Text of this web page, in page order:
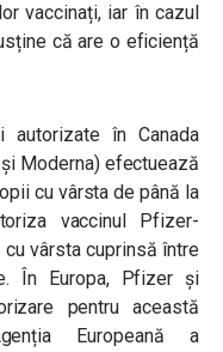
vaccinați, iar în cazul
că are o eficiență
în Canada
Moderna) efectuează
cu vârsta de până la
vaccinul Pfizer-
vârsta cuprinsă între
În Europa, Pfizer și
pentru această
Europeană a